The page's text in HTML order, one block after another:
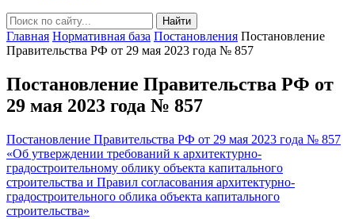
Найти
Главная Нормативная база Постановления Постановление
Правительства РФ от 29 мая 2023 года № 857
Постановление Правительства РФ от
29 мая 2023 года № 857
Постановление Правительства РФ от 29 мая 2023 года № 857
«Об утверждении требований к архитектурно-
градостроительному облику объекта капитального
строительства и Правил согласования архитектурно-
градостроительного облика объекта капитального
строительства»